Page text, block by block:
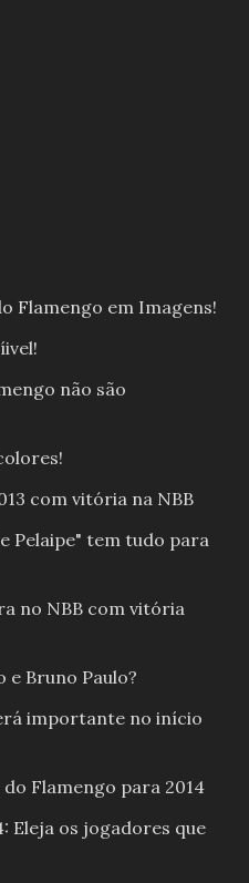
Flamengo em Imagens!
não são
com vitória na NBB
Pelaipe" tem tudo para
no NBB com vitória
e Bruno Paulo?
importante no início
Flamengo para 2014
Eleja os jogadores que